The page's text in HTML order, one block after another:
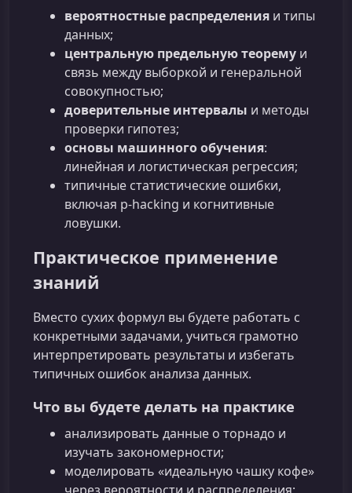
вероятностные распределения и типы
данных;
центральную предельную теорему и
связь между выборкой и генеральной
совокупностью;
доверительные интервалы и методы
проверки гипотез;
основы машинного обучения:
линейная и логистическая регрессия;
типичные статистические ошибки,
включая p-hacking и когнитивные
ловушки.
Практическое применение
знаний
Вместо сухих формул вы будете работать с
конкретными задачами, учиться грамотно
интерпретировать результаты и избегать
типичных ошибок анализа данных.
Что вы будете делать на практике
анализировать данные о торнадо и
изучать закономерности;
моделировать «идеальную чашку кофе»